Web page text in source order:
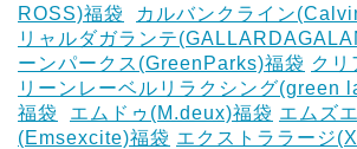
ROSS)福袋
カルバンクライン
リャルダガランテ
ーンパークス(GreenParks)福袋 ク
リーンレーベルリラクシング(green
福袋
エムドゥ(M.deux)福袋 エムズ
(Emsexcite)福袋 エクストララージ